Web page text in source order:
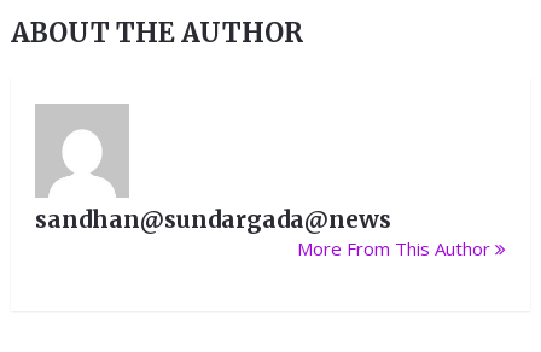
ABOUT THE AUTHOR
sandhan@sundargada@news
More From This Author